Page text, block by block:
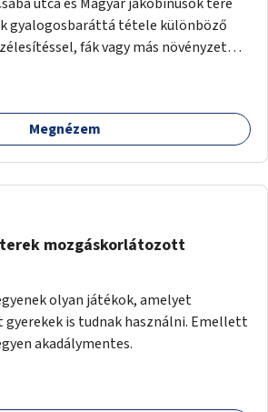
gyalogosbaráttá tétele különböző
fák vagy más növényzet
Megnézem
mozgáskorlátozott
olyan játékok, amelyet
is tudnak használni. Emellett
akadálymentes.